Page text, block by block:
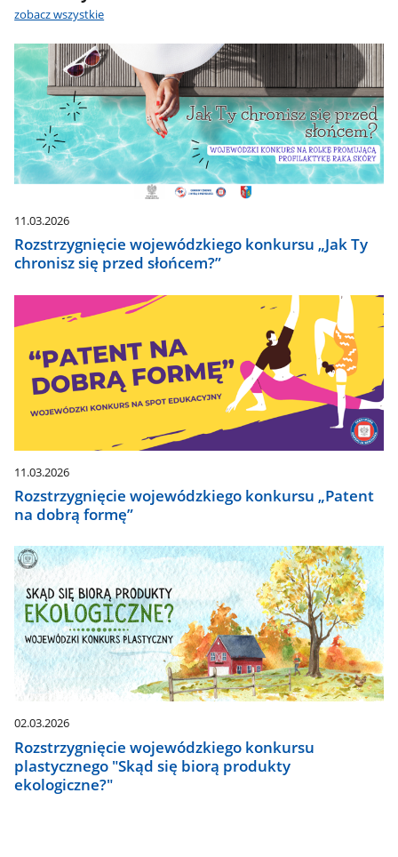
zobacz wszystkie
11.03.2026
Rozstrzygnięcie wojewódzkiego konkursu „Jak Ty
chronisz się przed słońcem?”
11.03.2026
Rozstrzygnięcie wojewódzkiego konkursu „Patent
na dobrą formę”
02.03.2026
Rozstrzygnięcie wojewódzkiego konkursu
plastycznego "Skąd się biorą produkty
ekologiczne?"